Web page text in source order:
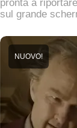
pronta a
sul grande
NUOVO!